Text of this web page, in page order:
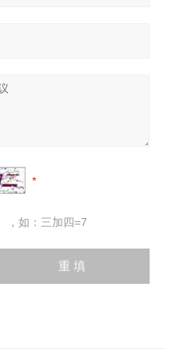
，如：三加四=7